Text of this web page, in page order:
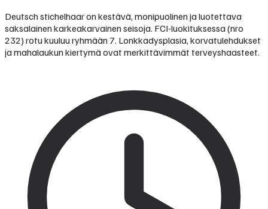
Deutsch stichelhaar on kestävä, monipuolinen ja luotettava
saksalainen karkeakarvainen seisoja. FCI-luokituksessa (nro
232) rotu kuuluu ryhmään 7. Lonkkadysplasia, korvatulehdukset
ja mahalaukun kiertymä ovat merkittävimmät terveyshaasteet.